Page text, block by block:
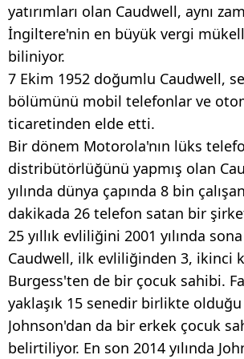
yatırımları olan Caudwell, aynı
İngiltere'nin en büyük vergi
biliniyor.
7 Ekim 1952 doğumlu Caudwell,
bölümünü mobil telefonlar ve
ticaretinden elde etti.
Bir dönem Motorola'nın lüks
distribütörlüğünü yapmış olan
yılında dünya çapında 8 bin
dakikada 26 telefon satan bir
25 yıllık evliliğini 2001 yılında
Caudwell, ilk evliliğinden 3, ikinci
Burgess'ten de bir çocuk sahibi.
yaklaşık 15 senedir birlikte
Johnson'dan da bir erkek çocuk
belirtiliyor. En son 2014 yılında